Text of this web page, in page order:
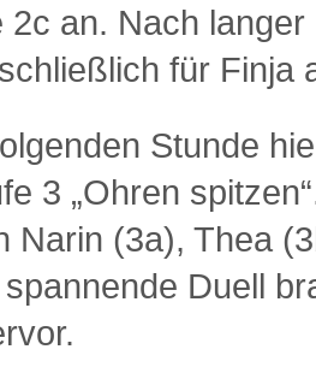
2c an. Nach
für Finja
Stunde
3 „Ohren
Narin (3a), Thea
Duell